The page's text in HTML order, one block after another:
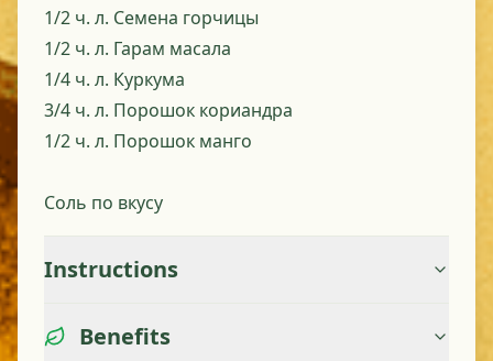
1/2 ч. л. Семена горчицы
1/2 ч. л. Гарам масала
1/4 ч. л. Куркума
3/4 ч. л. Порошок кориандра
1/2 ч. л. Порошок манго
Соль по вкусу
Instructions
Benefits